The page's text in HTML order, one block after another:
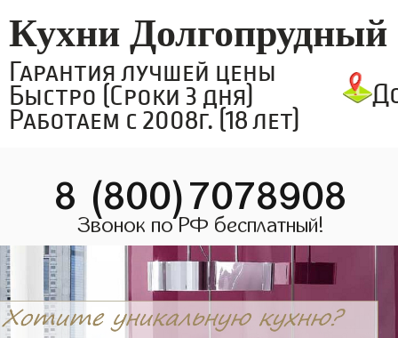
Кухни Долгопрудный
Гарантия лучшей цены
Быстро (Сроки 3 дня)
Работаем с 2008г. (18 лет)
8 (800)7078908
Звонок по РФ бесплатный!